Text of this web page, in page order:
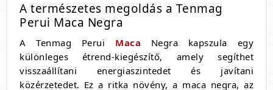
A természetes megoldás a Tenmag
Perui Maca Negra
A Tenmag Perui Maca Negra kapszula egy
különleges étrend-kiegészítő, amely segíthet
visszaállítani energiaszintedet és javítani
közérzetedet. Ez a ritka növény, a maca negra, az